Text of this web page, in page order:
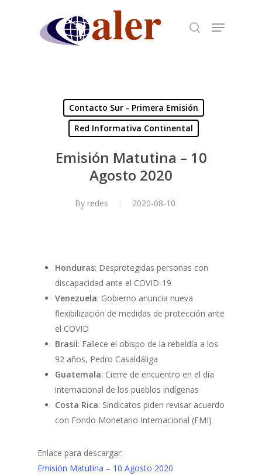
Contacto Sur - Primera Emisión
Red Informativa Continental
Emisión Matutina – 10
Agosto 2020
By redes 2020-08-10
Honduras: Desprotegidas personas con
discapacidad ante el COVID-19
Venezuela: Gobierno anuncia nueva
flexibilización de medidas de protección ante
el COVID
Brasil: Fallece el obispo de la rebeldía a los
92 años, Pedro Casaldáliga
Guatemala: Cierre de encuentro en el día
internacional de los pueblos indígenas
Costa Rica: Sindicatos piden revisar acuerdo
con Fondo Monetario Internacional (FMI)
Enlace para descargar:
Emisión Matutina – 10 Agosto 2020